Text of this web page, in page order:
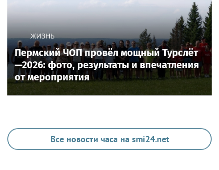
ЖИЗНЬ
Пермский ЧОП провёл мощный Турслёт
—2026: фото, результаты и впечатления
от мероприятия
Все новости часа на smi24.net